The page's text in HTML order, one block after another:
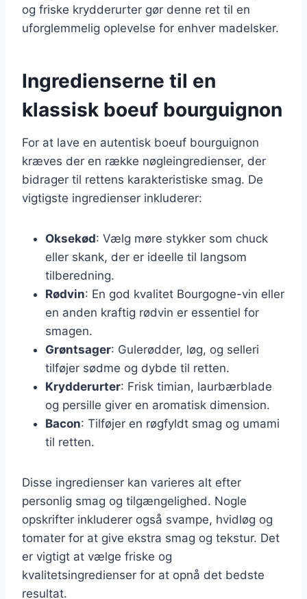
og friske krydderurter gør denne ret til en
uforglemmelig oplevelse for enhver madelsker.
Ingredienserne til en
klassisk boeuf bourguignon
For at lave en autentisk boeuf bourguignon
kræves der en række nøgleingredienser, der
bidrager til rettens karakteristiske smag. De
vigtigste ingredienser inkluderer:
Oksekød: Vælg møre stykker som chuck
eller skank, der er ideelle til langsom
tilberedning.
Rødvin: En god kvalitet Bourgogne-vin eller
en anden kraftig rødvin er essentiel for
smagen.
Grøntsager: Gulerødder, løg, og selleri
tilføjer sødme og dybde til retten.
Krydderurter: Frisk timian, laurbærblade
og persille giver en aromatisk dimension.
Bacon: Tilføjer en røgfyldt smag og umami
til retten.
Disse ingredienser kan varieres alt efter
personlig smag og tilgængelighed. Nogle
opskrifter inkluderer også svampe, hvidløg og
tomater for at give ekstra smag og tekstur. Det
er vigtigt at vælge friske og
kvalitetsingredienser for at opnå det bedste
resultat.